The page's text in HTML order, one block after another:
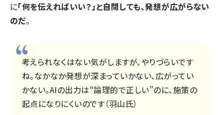
に「何を伝えればいい？」と自問しても、発想が広がらない
のだ。
考えられなくはない気がしますが、やりづらいです
ね。なかなか発想が深まっていかない、広がってい
かない。AIの出力は“論理的で正しい”のに、施策の
起点になりにくいのです（羽山氏）